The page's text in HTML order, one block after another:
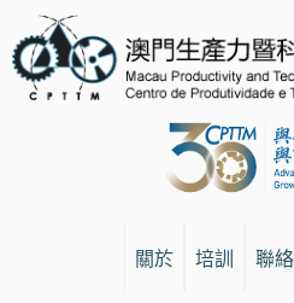
關於 培訓 聯